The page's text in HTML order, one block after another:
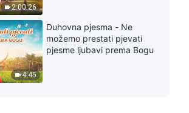
7:15
9:25
Svakodnevne riječi Božje:
Razotkrivanje iskvarenosti
ljudskog roda, Odlomak 323
2:00:26
4:45
Duhovna pjesma - Ne
možemo prestati pjevati
pjesme ljubavi prema Bogu